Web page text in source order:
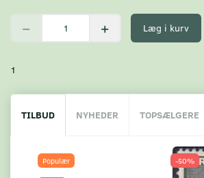
Læg i kurv
1
TILBUD NYHEDER TOPSÆLGERE
Populær -50%